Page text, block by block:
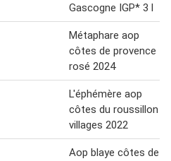
Gascogne IGP* 3 l
Métaphare aop
côtes de provence
rosé 2024
L'éphémère aop
côtes du roussillon
villages 2022
Aop blaye côtes de